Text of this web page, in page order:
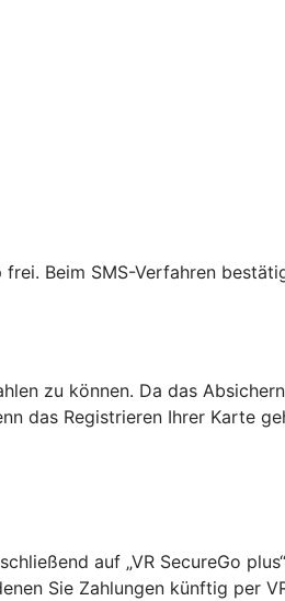
Beim SMS-Verfahren
zu können. Da das
das Registrieren Ihrer Karte
auf „VR SecureGo
Sie Zahlungen künftig per